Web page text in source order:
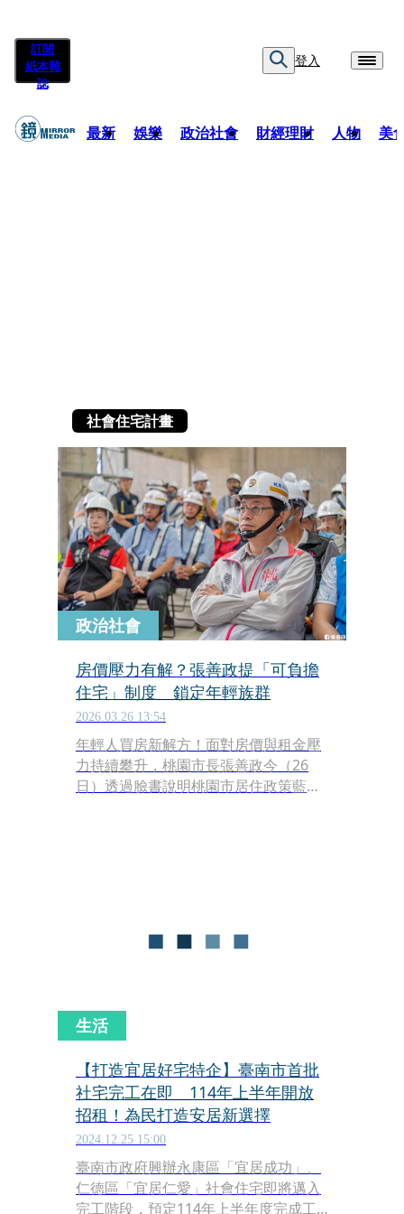
訂閱
紙本雜
誌
登入
最新 娛樂 政治社會 財經理財 人物 美
社會住宅計畫
政治社會
房價壓力有解？張善政提「可負擔
住宅」制度 鎖定年輕族群
2026.03.26 13:54
年輕人買房新解方！面對房價與租金壓
力持續攀升，桃園市長張善政今（26
日）透過臉書說明桃園市居住政策藍
生活
【打造宜居好宅特企】臺南市首批
社宅完工在即 114年上半年開放
招租！為民打造安居新選擇
2024.12.25 15:00
臺南市政府興辦永康區「宜居成功」、
仁德區「宜居仁愛」社會住宅即將邁入
完工階段，預定114年上半年度完成工